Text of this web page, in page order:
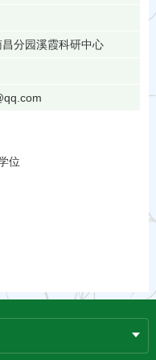
分园溪霞科研中心
位